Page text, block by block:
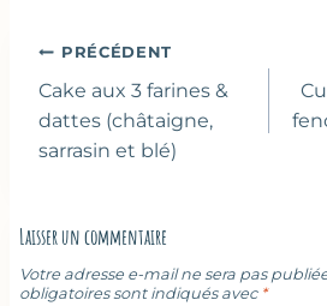
Navigation
de
l’article
PRÉCÉDENT
Cake aux 3 farines &
dattes (châtaigne,
sarrasin et blé)
Laisser un commentaire
Votre adresse e-mail ne sera pas
obligatoires sont indiqués avec *